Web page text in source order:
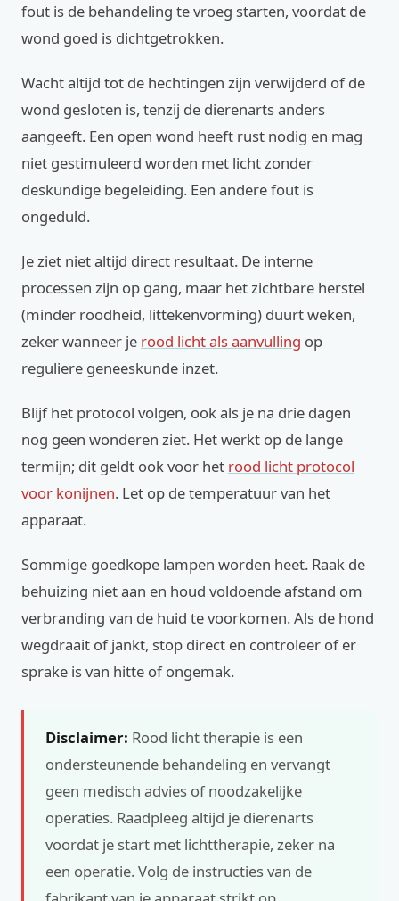
fout is de behandeling te vroeg starten, voordat de
wond goed is dichtgetrokken.
Wacht altijd tot de hechtingen zijn verwijderd of de
wond gesloten is, tenzij de dierenarts anders
aangeeft. Een open wond heeft rust nodig en mag
niet gestimuleerd worden met licht zonder
deskundige begeleiding. Een andere fout is
ongeduld.
Je ziet niet altijd direct resultaat. De interne
processen zijn op gang, maar het zichtbare herstel
(minder roodheid, littekenvorming) duurt weken,
zeker wanneer je rood licht als aanvulling op
reguliere geneeskunde inzet.
Blijf het protocol volgen, ook als je na drie dagen
nog geen wonderen ziet. Het werkt op de lange
termijn; dit geldt ook voor het rood licht protocol
voor konijnen. Let op de temperatuur van het
apparaat.
Sommige goedkope lampen worden heet. Raak de
behuizing niet aan en houd voldoende afstand om
verbranding van de huid te voorkomen. Als de hond
wegdraait of jankt, stop direct en controleer of er
sprake is van hitte of ongemak.
Disclaimer: Rood licht therapie is een
ondersteunende behandeling en vervangt
geen medisch advies of noodzakelijke
operaties. Raadpleeg altijd je dierenarts
voordat je start met lichttherapie, zeker na
een operatie. Volg de instructies van de